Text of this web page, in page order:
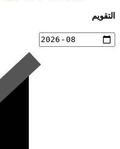
التقويم